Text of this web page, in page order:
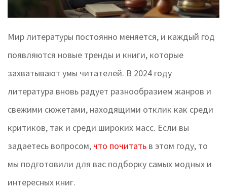
Мир литературы постоянно меняется, и каждый год
появляются новые тренды и книги, которые
захватывают умы читателей. В 2024 году
литература вновь радует разнообразием жанров и
свежими сюжетами, находящими отклик как среди
критиков, так и среди широких масс. Если вы
задаетесь вопросом, что почитать в этом году, то
мы подготовили для вас подборку самых модных и
интересных книг.